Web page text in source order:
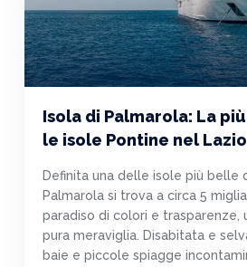
Isola di Palmarola: La
le isole Pontine nel Lazio
Definita una delle isole più belle
Palmarola si trova a circa 5
paradiso di colori e trasparenze,
pura meraviglia. Disabitata e
baie e piccole spiagge